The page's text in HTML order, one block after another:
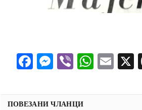
Facebook
Messenger
Viber
ПОВЕЗАНИ ЧЛАНЦИ